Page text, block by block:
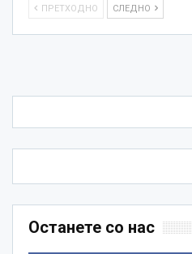
ПРЕТХОДНО СЛЕДНО
Останете со нас